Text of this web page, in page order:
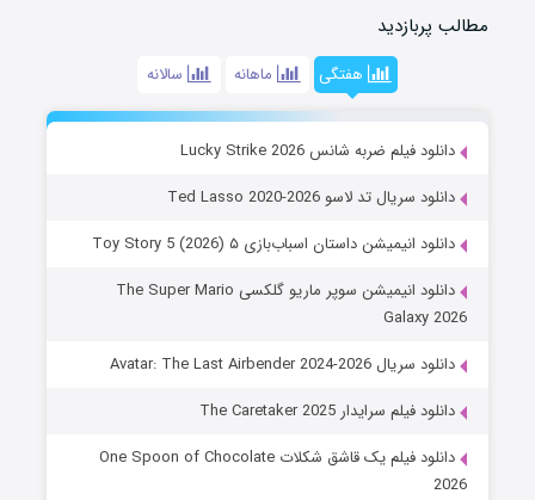
مطالب پربازدید
هفتگی ماهانه سالانه
دانلود فیلم ضربه شانس Lucky Strike 2026
دانلود سریال تد لاسو Ted Lasso 2020-2026
دانلود انیمیشن داستان اسباب‌بازی ۵ Toy Story 5 (2026)
دانلود انیمیشن سوپر ماریو گلکسی The Super Mario
Galaxy 2026
دانلود سریال Avatar: The Last Airbender 2024-2026
دانلود فیلم سرایدار The Caretaker 2025
دانلود فیلم یک قاشق شکلات One Spoon of Chocolate
2026